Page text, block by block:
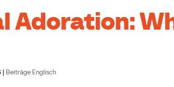
Adoration:
| Beiträge Englisch